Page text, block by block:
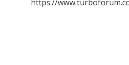
https://